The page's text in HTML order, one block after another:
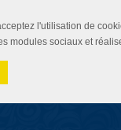
l'utilisation de
modules sociaux et